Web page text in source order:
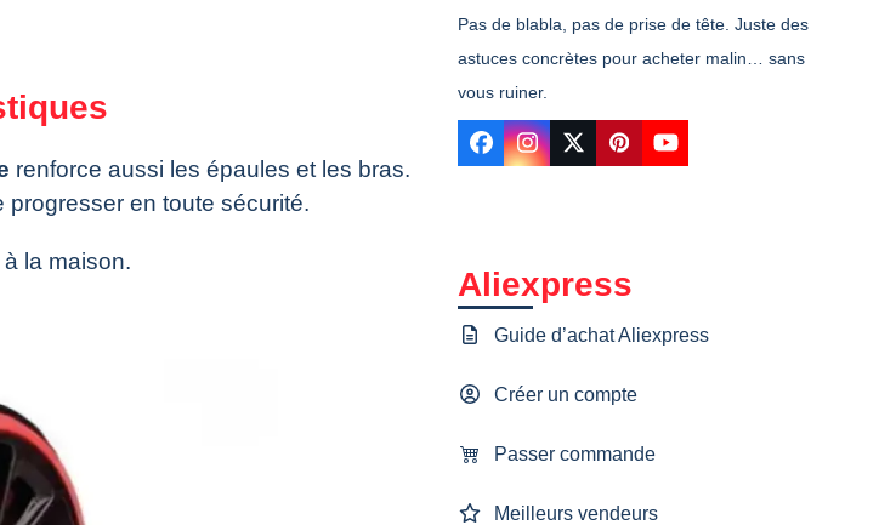
renforce aussi les épaules et les bras.
en toute sécurité.
la maison.
Pas de blabla, pas de prise de tête. Juste des
astuces concrètes pour acheter malin… sans
vous ruiner.
Facebook
Instagram
TwitterPinterestYouTube
Aliexpress
Guide d’achat Aliexpress
Créer un compte
Passer commande
Meilleurs vendeurs